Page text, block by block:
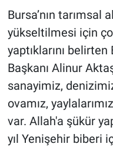
Bursa’nın tarımsal
yükseltilmesi için
yaptıklarını
Başkanı Alinur
sanayimiz,
ovamız,
var. Allah'a şükür
yıl Yenişehir biberi